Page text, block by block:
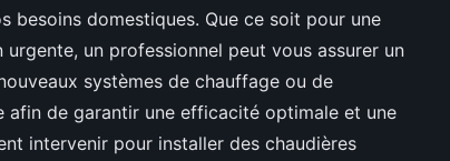
besoins domestiques. Que ce soit pour une
urgente, un professionnel peut vous assurer un
systèmes de chauffage ou de
de garantir une efficacité optimale et une
intervenir pour installer des chaudières